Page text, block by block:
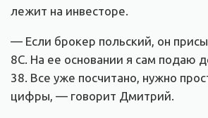
лежит на инвесторе.
— Если брокер польский, он
8C. На ее основании я сам подаю
38. Все уже посчитано, нужно
цифры, — говорит Дмитрий.